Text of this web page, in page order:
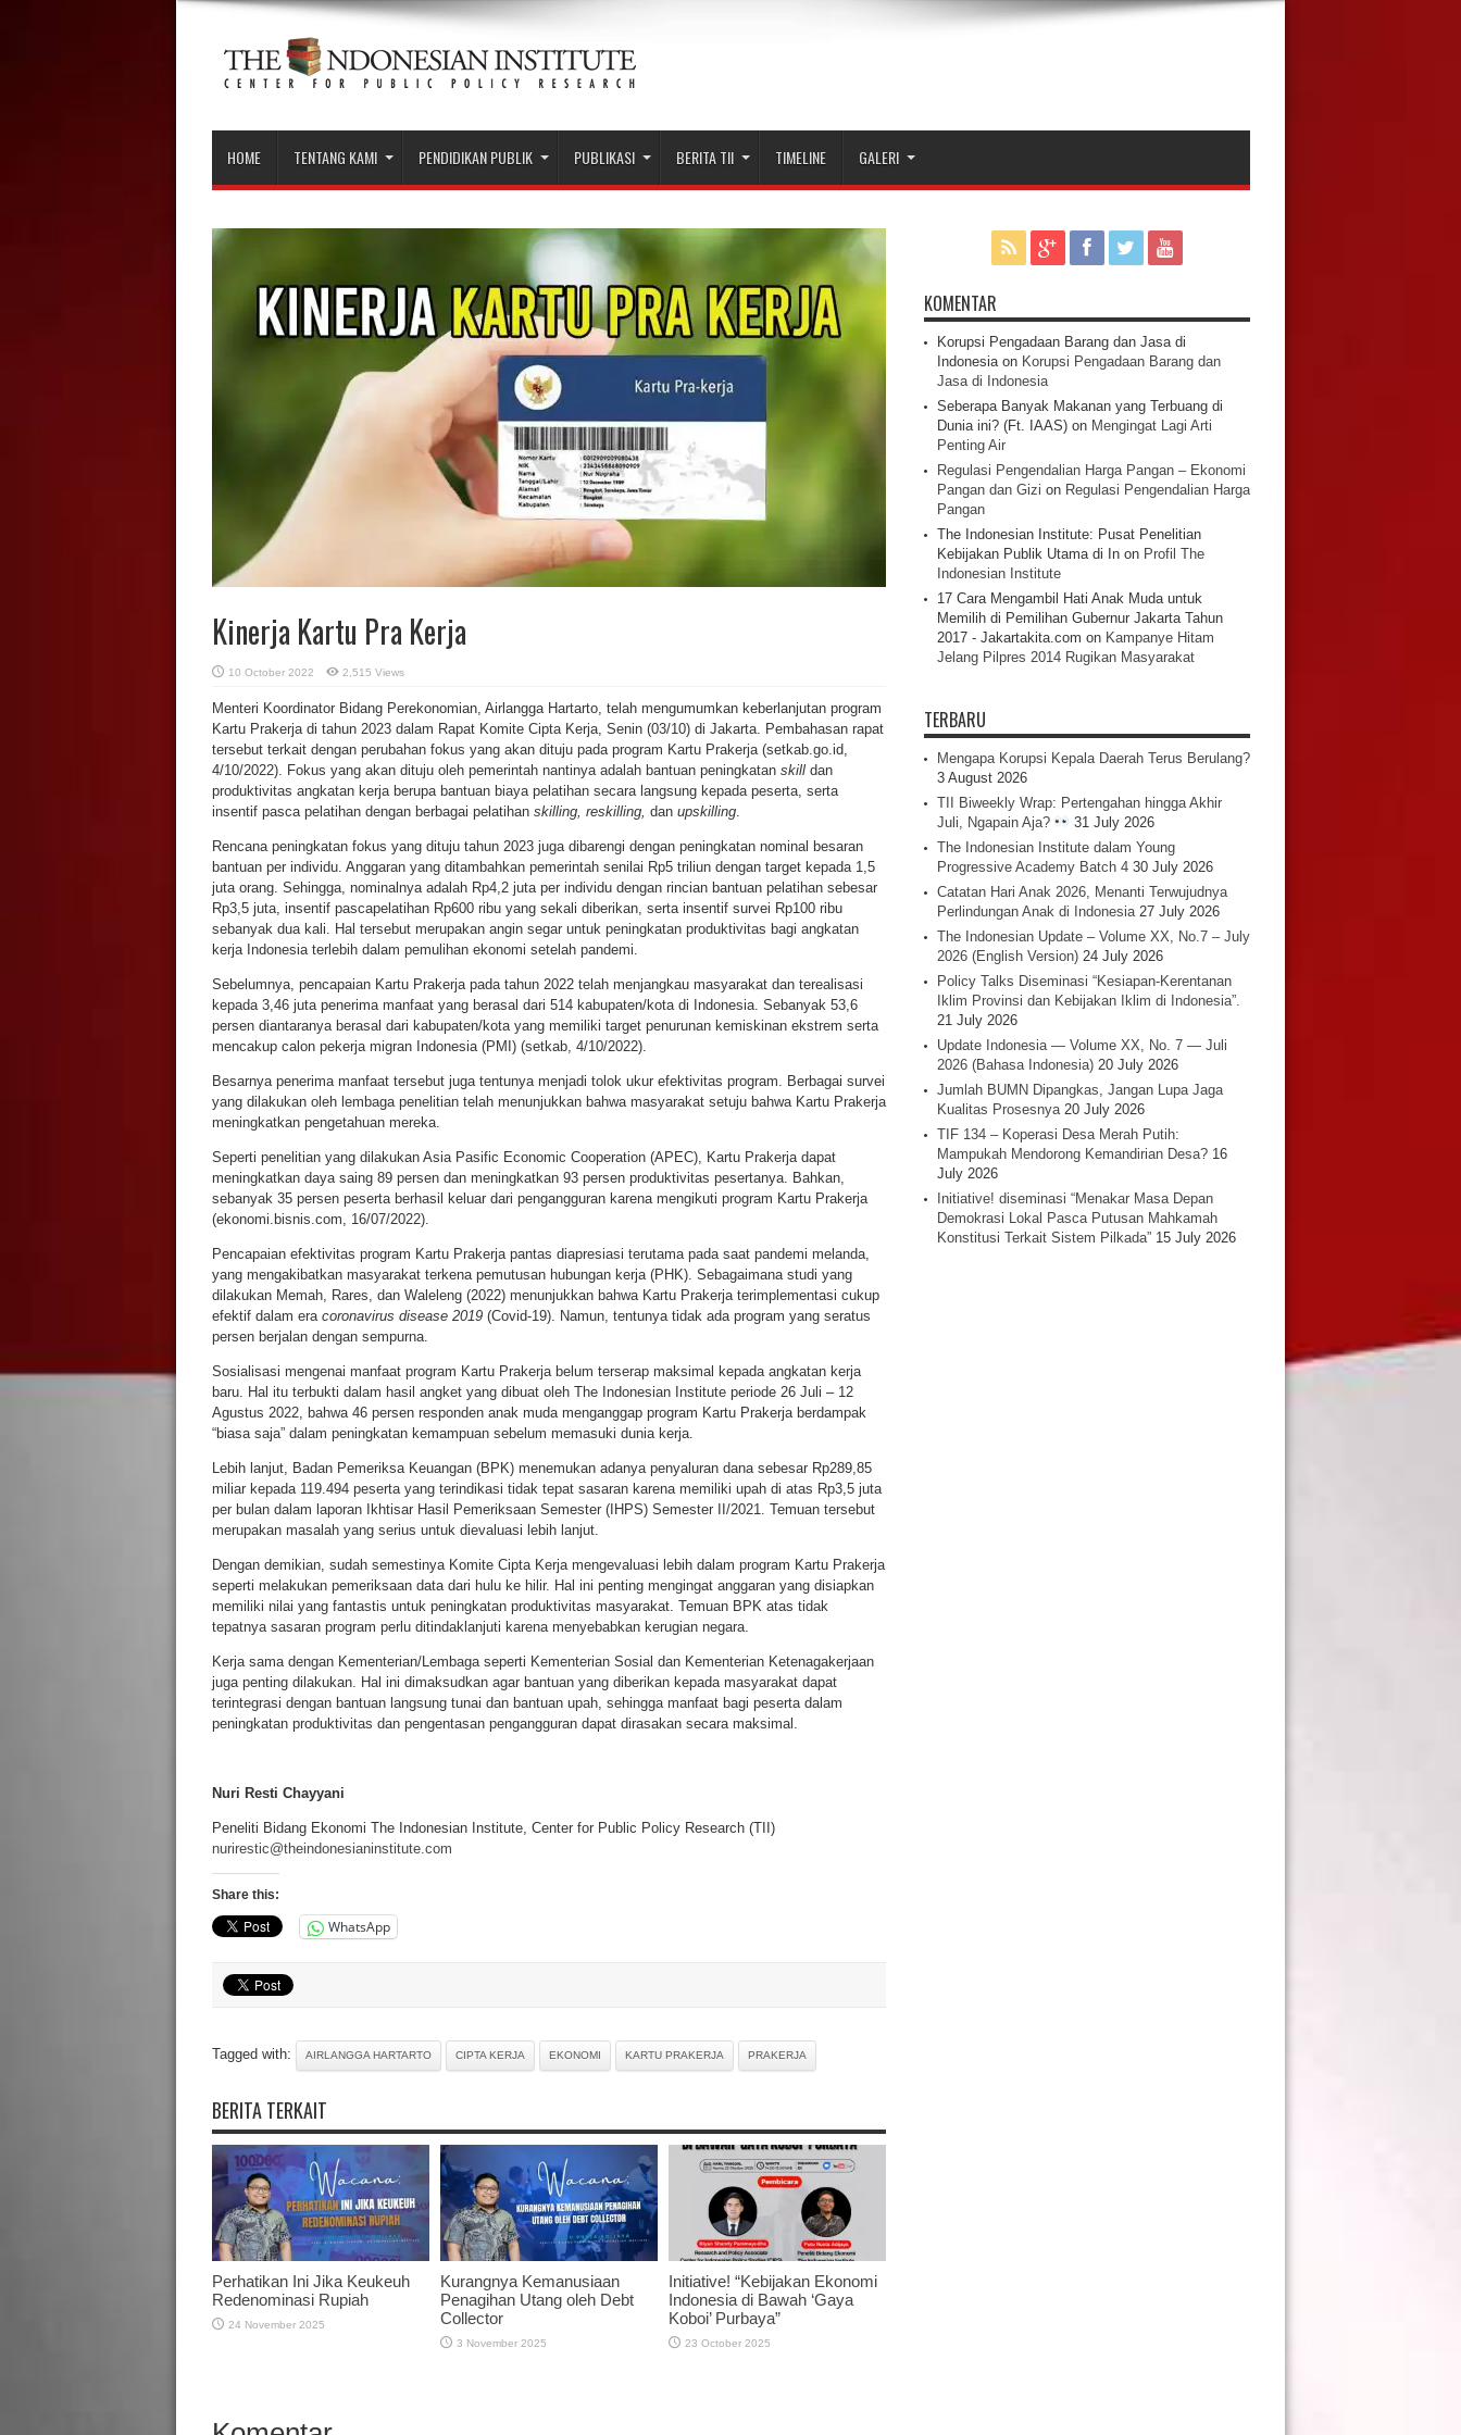
HOME TENTANG KAMI PENDIDIKAN PUBLIK PUBLIKASI BERITA TII TIMELINE GALERI
Kinerja Kartu Pra Kerja
10 October 2022 2,515 Views
Menteri Koordinator Bidang Perekonomian, Airlangga Hartarto, telah mengumumkan keberlanjutan program
Kartu Prakerja di tahun 2023 dalam Rapat Komite Cipta Kerja, Senin (03/10) di Jakarta. Pembahasan rapat
tersebut terkait dengan perubahan fokus yang akan dituju pada program Kartu Prakerja (setkab.go.id,
4/10/2022). Fokus yang akan dituju oleh pemerintah nantinya adalah bantuan peningkatan skill dan
produktivitas angkatan kerja berupa bantuan biaya pelatihan secara langsung kepada peserta, serta
insentif pasca pelatihan dengan berbagai pelatihan skilling, reskilling, danupskilling.
Rencana peningkatan fokus yang dituju tahun 2023 juga dibarengi dengan peningkatan nominal besaran
bantuan per individu. Anggaran yang ditambahkan pemerintah senilai Rp5 triliun dengan target kepada 1,5
juta orang. Sehingga, nominalnya adalah Rp4,2 juta per individu dengan rincian bantuan pelatihan sebesar
Rp3,5 juta, insentif pascapelatihan Rp600 ribu yang sekali diberikan, serta insentif survei Rp100 ribu
sebanyak dua kali. Hal tersebut merupakan angin segar untuk peningkatan produktivitas bagi angkatan
kerja Indonesia terlebih dalam pemulihan ekonomi setelah pandemi.
Sebelumnya, pencapaian Kartu Prakerja pada tahun 2022 telah menjangkau masyarakat dan terealisasi
kepada 3,46 juta penerima manfaat yang berasal dari 514 kabupaten/kota di Indonesia. Sebanyak 53,6
persen diantaranya berasal dari kabupaten/kota yang memiliki target penurunan kemiskinan ekstrem serta
mencakup calon pekerja migran Indonesia (PMI) (setkab, 4/10/2022).
Besarnya penerima manfaat tersebut juga tentunya menjadi tolok ukur efektivitas program. Berbagai survei
yang dilakukan oleh lembaga penelitian telah menunjukkan bahwa masyarakat setuju bahwa Kartu Prakerja
meningkatkan pengetahuan mereka.
Seperti penelitian yang dilakukan Asia Pasific Economic Cooperation (APEC), Kartu Prakerja dapat
meningkatkan daya saing 89 persen dan meningkatkan 93 persen produktivitas pesertanya. Bahkan,
sebanyak 35 persen peserta berhasil keluar dari pengangguran karena mengikuti program Kartu Prakerja
(ekonomi.bisnis.com, 16/07/2022).
Pencapaian efektivitas program Kartu Prakerja pantas diapresiasi terutama pada saat pandemi melanda,
yang mengakibatkan masyarakat terkena pemutusan hubungan kerja (PHK). Sebagaimana studi yang
dilakukan Memah, Rares, dan Waleleng (2022) menunjukkan bahwa Kartu Prakerja terimplementasi cukup
efektif dalam era coronavirus disease 2019(Covid-19). Namun, tentunya tidak ada program yang seratus
persen berjalan dengan sempurna.
Sosialisasi mengenai manfaat program Kartu Prakerja belum terserap maksimal kepada angkatan kerja
baru. Hal itu terbukti dalam hasil angket yang dibuat oleh The Indonesian Institute periode 26 Juli – 12
Agustus 2022, bahwa 46 persen responden anak muda menganggap program Kartu Prakerja berdampak
“biasa saja” dalam peningkatan kemampuan sebelum memasuki dunia kerja.
Lebih lanjut, Badan Pemeriksa Keuangan (BPK) menemukan adanya penyaluran dana sebesar Rp289,85
miliar kepada 119.494 peserta yang terindikasi tidak tepat sasaran karena memiliki upah di atas Rp3,5 juta
per bulan dalam laporan Ikhtisar Hasil Pemeriksaan Semester (IHPS) Semester II/2021. Temuan tersebut
merupakan masalah yang serius untuk dievaluasi lebih lanjut.
Dengan demikian, sudah semestinya Komite Cipta Kerja mengevaluasi lebih dalam program Kartu Prakerja
seperti melakukan pemeriksaan data dari hulu ke hilir. Hal ini penting mengingat anggaran yang disiapkan
memiliki nilai yang fantastis untuk peningkatan produktivitas masyarakat. Temuan BPK atas tidak
tepatnya sasaran program perlu ditindaklanjuti karena menyebabkan kerugian negara.
Kerja sama dengan Kementerian/Lembaga seperti Kementerian Sosial dan Kementerian Ketenagakerjaan
juga penting dilakukan. Hal ini dimaksudkan agar bantuan yang diberikan kepada masyarakat dapat
terintegrasi dengan bantuan langsung tunai dan bantuan upah, sehingga manfaat bagi peserta dalam
peningkatan produktivitas dan pengentasan pengangguran dapat dirasakan secara maksimal.
Nuri Resti Chayyani
Peneliti Bidang Ekonomi The Indonesian Institute, Center for Public Policy Research (TII)
nurirestic@theindonesianinstitute.com
Share this:
WhatsApp
Tagged with: AIRLANGGA HARTARTO CIPTA KERJA EKONOMI KARTU PRAKERJA PRAKERJA
BERITA TERKAIT
Perhatikan Ini Jika Keukeuh
Redenominasi Rupiah
24 November 2025
Kurangnya Kemanusiaan
Penagihan Utang oleh Debt
Collector
3 November 2025
Initiative! “Kebijakan Ekonomi
Indonesia di Bawah ‘Gaya
Koboi’ Purbaya”
23 October 2025
KOMENTAR
Korupsi Pengadaan Barang dan Jasa di
Indonesiaon Korupsi Pengadaan Barang dan
Jasa di Indonesia
Seberapa Banyak Makanan yang Terbuang di
Dunia ini? (Ft. IAAS)on Mengingat Lagi Arti
Penting Air
Regulasi Pengendalian Harga Pangan – Ekonomi
Pangan dan Gizi on Regulasi Pengendalian Harga
Pangan
The Indonesian Institute: Pusat Penelitian
Kebijakan Publik Utama di Inon Profil The
Indonesian Institute
17 Cara Mengambil Hati Anak Muda untuk
Memilih di Pemilihan Gubernur Jakarta Tahun
2017 - Jakartakita.com on Kampanye Hitam
Jelang Pilpres 2014 Rugikan Masyarakat
TERBARU
Mengapa Korupsi Kepala Daerah Terus Berulang?
3 August 2026
TII Biweekly Wrap: Pertengahan hingga Akhir
Juli, Ngapain Aja?
31 July 2026
The Indonesian Institute dalam Young
Progressive Academy Batch 4 30 July 2026
Catatan Hari Anak 2026, Menanti Terwujudnya
Perlindungan Anak di Indonesia 27 July 2026
The Indonesian Update – Volume XX, No.7 – July
2026 (English Version) 24 July 2026
Policy Talks Diseminasi “Kesiapan-Kerentanan
Iklim Provinsi dan Kebijakan Iklim di Indonesia”.
21 July 2026
Update Indonesia — Volume XX, No. 7 — Juli
2026 (Bahasa Indonesia) 20 July 2026
Jumlah BUMN Dipangkas, Jangan Lupa Jaga
Kualitas Prosesnya 20 July 2026
TIF 134 – Koperasi Desa Merah Putih:
Mampukah Mendorong Kemandirian Desa? 16
July 2026
Initiative! diseminasi “Menakar Masa Depan
Demokrasi Lokal Pasca Putusan Mahkamah
Konstitusi Terkait Sistem Pilkada” 15 July 2026